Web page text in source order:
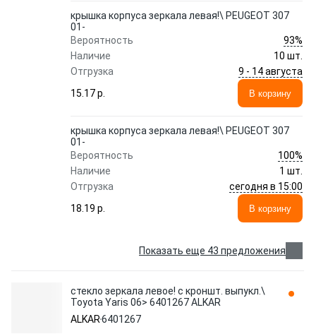
крышка корпуса зеркала левая!\ PEUGEOT 307
01-
Вероятность
93%
Наличие
10 шт.
Отгрузка
9 - 14 августа
15.17 p.
В корзину
крышка корпуса зеркала левая!\ PEUGEOT 307
01-
Вероятность
100%
Наличие
1 шт.
Отгрузка
сегодня в 15:00
18.19 p.
В корзину
Показать еще 43 предложения
стекло зеркала левое! с кроншт. выпукл.\
Toyota Yaris 06> 6401267 ALKAR
ALKAR6401267